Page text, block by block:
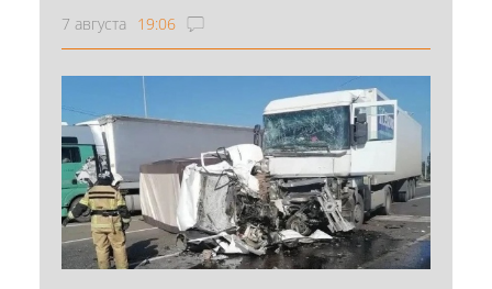
7 августа 19:06